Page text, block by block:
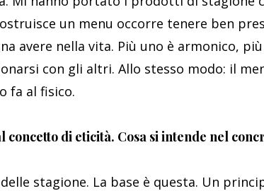
un menu occorre tenere ben
avere nella vita. Più uno è armonico,
con gli altri. Allo stesso modo: il
fa al fisico.
concetto di eticità. Cosa si intende nel
stagione. La base è questa. Un